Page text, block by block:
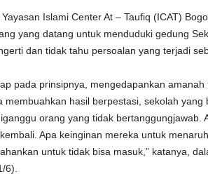
Islami Center At – Taufiq (ICAT)
yang datang untuk menduduki gedung
dan tidak tahu persoalan yang terjadi
pada prinsipnya, mengedapankan
membuahkan hasil berpestasi, sekolah
orang yang tidak bertanggungjawab.
Apa keinginan mereka untuk
untuk tidak bisa masuk,” katanya,
6).